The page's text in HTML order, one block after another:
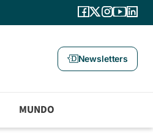
Newsletters
MUNDO